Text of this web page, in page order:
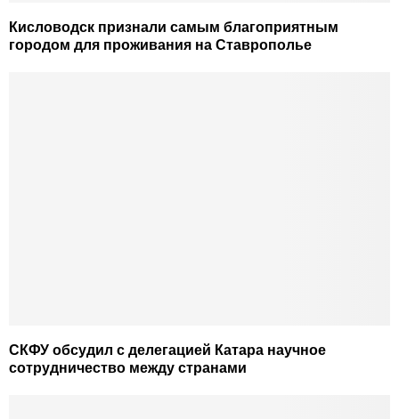
Кисловодск признали самым благоприятным
городом для проживания на Ставрополье
СКФУ обсудил с делегацией Катара научное
сотрудничество между странами